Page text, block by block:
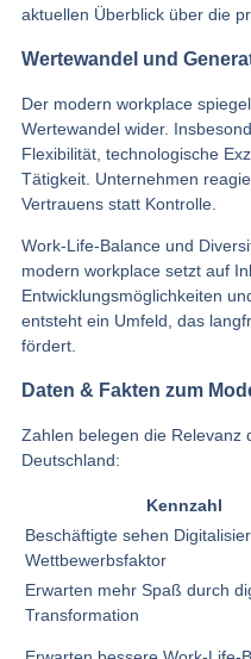
aktuellen Überblick über die
Wertewandel und
Der modern workplace
Wertewandel wider.
Flexibilität, technologische
Tätigkeit. Unternehmen
Vertrauens statt Kontrolle.
Work-Life-Balance und
modern workplace setzt auf
Entwicklungsmöglichkeiten
entsteht ein Umfeld, das
fördert.
Daten & Fakten zum
Zahlen belegen die Relevanz
Deutschland:
Kennzahl
Beschäftigte sehen
Wettbewerbsfaktor
Erwarten mehr Spaß durch
Transformation